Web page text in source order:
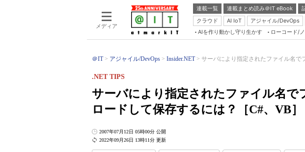
メディア
連載一覧 連載まとめ読み＠IT eBook
クラウド
AI IoT アジャイル/DevOps
AIを作り動かし守り生かす ローコード/
＠IT アジャイル/DevOps Insider.NET サーバにより指定されたファイル名で
サーバにより指定されたファイル名で
ロードして保存するには？［C#、VB］
.NET TIPS
2022年09月26日 13時11分 更新
2007年07月12日 05時00分 公開